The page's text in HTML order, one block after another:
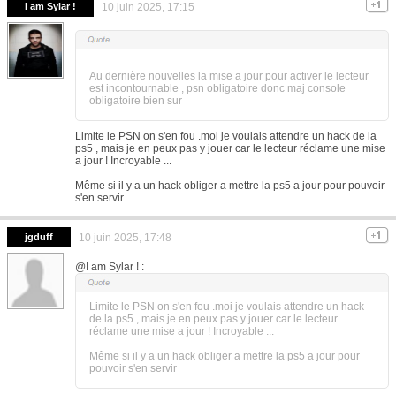
I am Sylar ! 10 juin 2025, 17:15
Au dernière nouvelles la mise a jour pour activer le lecteur
est incontournable , psn obligatoire donc maj console
obligatoire bien sur
Limite le PSN on s'en fou .moi je voulais attendre un hack de la
ps5 , mais je en peux pas y jouer car le lecteur réclame une mise
a jour ! Incroyable ...
Même si il y a un hack obliger a mettre la ps5 a jour pour pouvoir
s'en servir
jgduff 10 juin 2025, 17:48
@I am Sylar ! :
Limite le PSN on s'en fou .moi je voulais attendre un hack
de la ps5 , mais je en peux pas y jouer car le lecteur
réclame une mise a jour ! Incroyable ...
Même si il y a un hack obliger a mettre la ps5 a jour pour
pouvoir s'en servir